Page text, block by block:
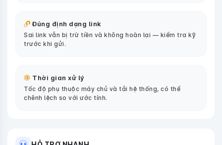
Đúng định dạng link
Sai link vẫn bị trừ tiền và không hoàn lại — kiểm tra kỹ
trước khi gửi.
Thời gian xử lý
Tốc độ phụ thuộc máy chủ và tải hệ thống, có thể
chênh lệch so với ước tính.